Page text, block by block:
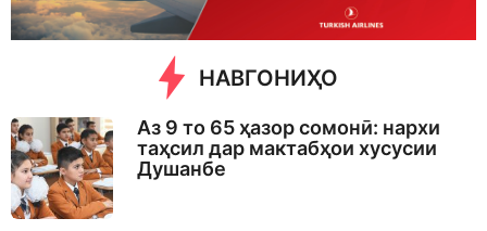
НАВГОНИҲО
Аз 9 то 65 ҳазор сомонӣ: нархи
таҳсил дар мактабҳои хусусии
Душанбе